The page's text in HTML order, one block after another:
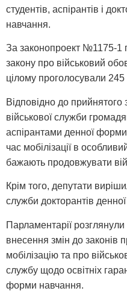
студентів, аспірантів і
навчання.
За законопроект №1175-1
закону про військовий
цілому проголосували 245
Відповідно до прийнятого
військової служби
аспірантами денної форми
час мобілізації в
бажають продовжувати
Крім того, депутати
служби докторантів
Парламентарії
внесення змін до законів
мобілізацію та про
службу щодо освітніх
форми навчання.